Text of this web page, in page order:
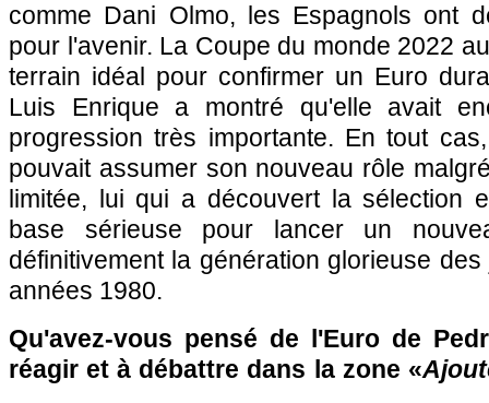
comme Dani Olmo, les Espagnols ont
pour l'avenir. La Coupe du monde 2022
terrain idéal pour confirmer un Euro
Luis Enrique a montré qu'elle avait
progression très importante. En tout
pouvait assumer son nouveau rôle
limitée, lui qui a découvert la sélection
base sérieuse pour lancer un
définitivement la génération glorieuse
années 1980.
Qu'avez-vous pensé de l'Euro de
réagir et à débattre dans la zone «